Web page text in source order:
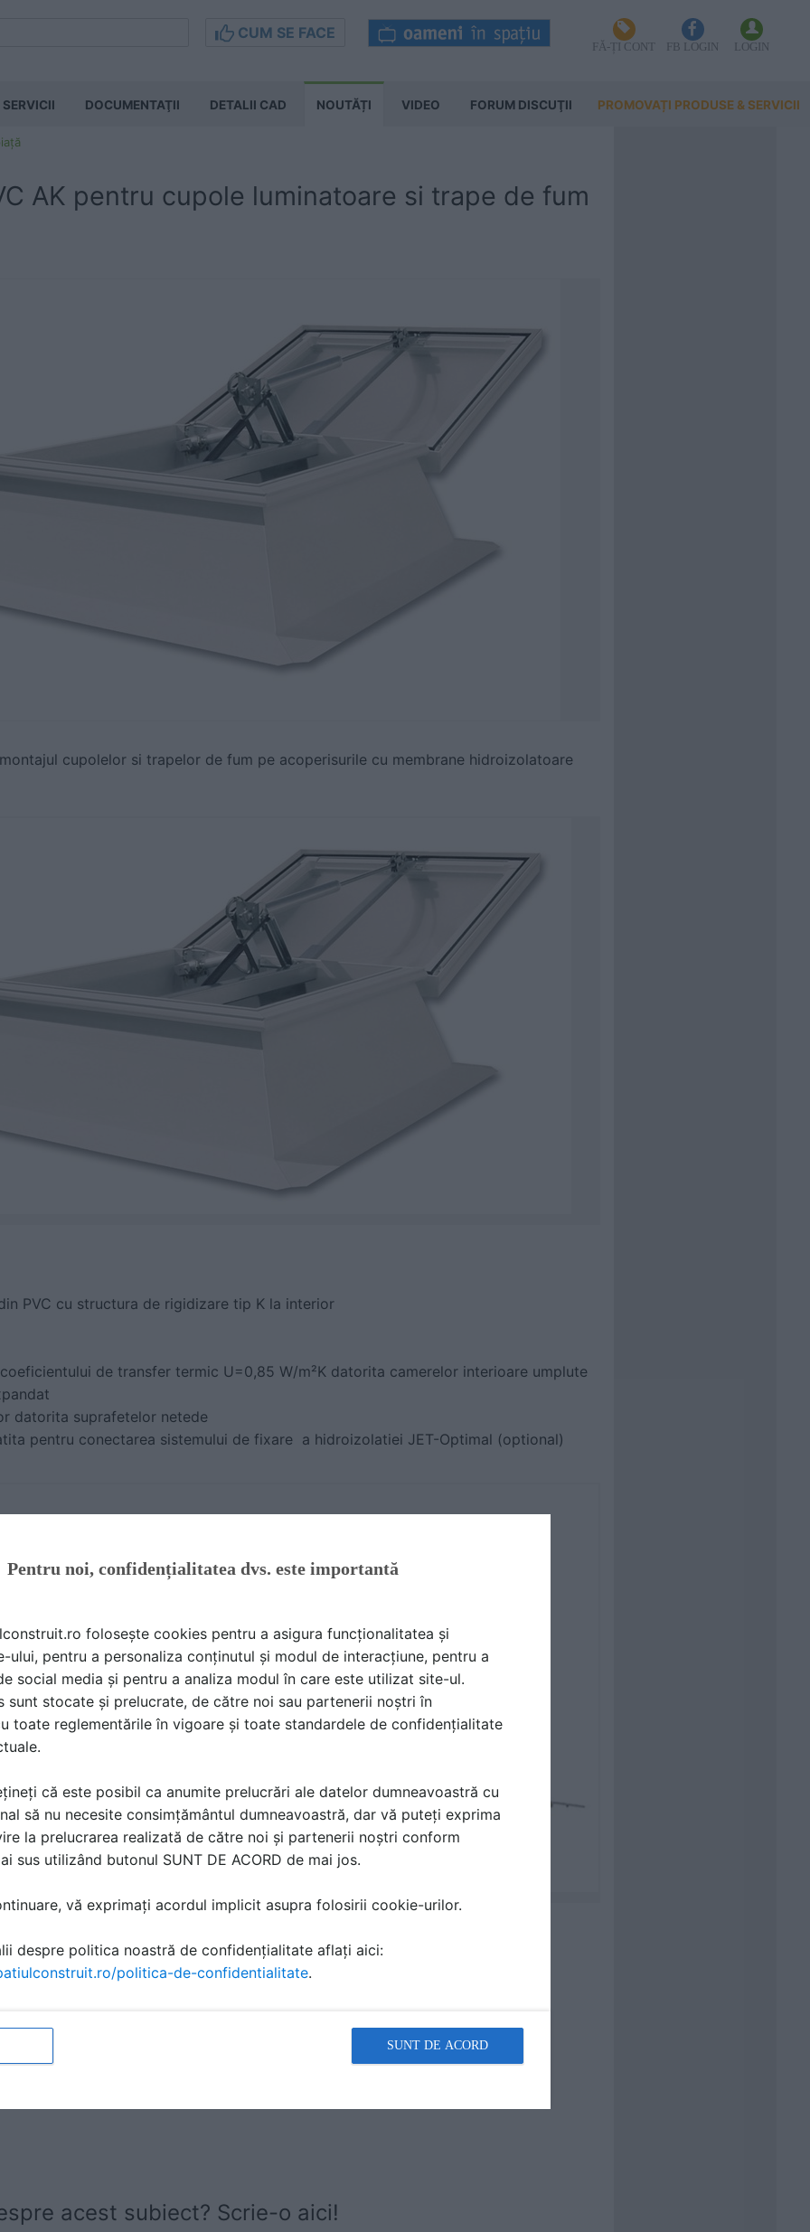
CUM SE FACE
FĂ-ȚI CONT FB LOGIN LOGIN
SERVICII DOCUMENTAŢII DETALII CAD NOUTĂȚI VIDEO FORUM DISCUŢII PROMOVAȚI PRODUSE & SERVICII
AK pentru cupole luminatoare si trape de fum
cupolelor si trapelor de fum pe acoperisurile cu membrane hidroizolatoare
PVC cu structura de rigidizare tip K la interior
de transfer termic U=0,85 W/m²K datorita camerelor interioare umplute
datorita suprafetelor netede
pentru conectarea sistemului de fixare a hidroizolatiei JET-Optimal (optional)
30 - FIREJET 165 J:
EN 12101-2
luminatoare JET TOP 90, trapele opace si trapele JET VARIO
sintetice din PVC pot fi racordate prin sudura pe flansa soclului
profilelor din PVC extrudat
acest subiect? Scrie-o aici!
Pentru noi, confidențialitatea dvs. este importantă
folosește cookies pentru a asigura funcționalitatea și
ului, pentru a personaliza conținutul și modul de interacțiune, pentru a
social media și pentru a analiza modul în care este utilizat site-ul.
sunt stocate și prelucrate, de către noi sau partenerii noștri în
toate reglementările în vigoare și toate standardele de confidențialitate
că este posibil ca anumite prelucrări ale datelor dumneavoastră cu
să nu necesite consimțământul dumneavoastră, dar vă puteți exprima
la prelucrarea realizată de către noi și partenerii noștri conform
sus utilizând butonul SUNT DE ACORD de mai jos.
vă exprimați acordul implicit asupra folosirii cookie-urilor.
despre politica noastră de confidențialitate aflați aici:
politica-de-confidentialitate.
SUNT DE ACORD